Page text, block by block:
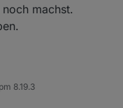
machst.
8.19.3